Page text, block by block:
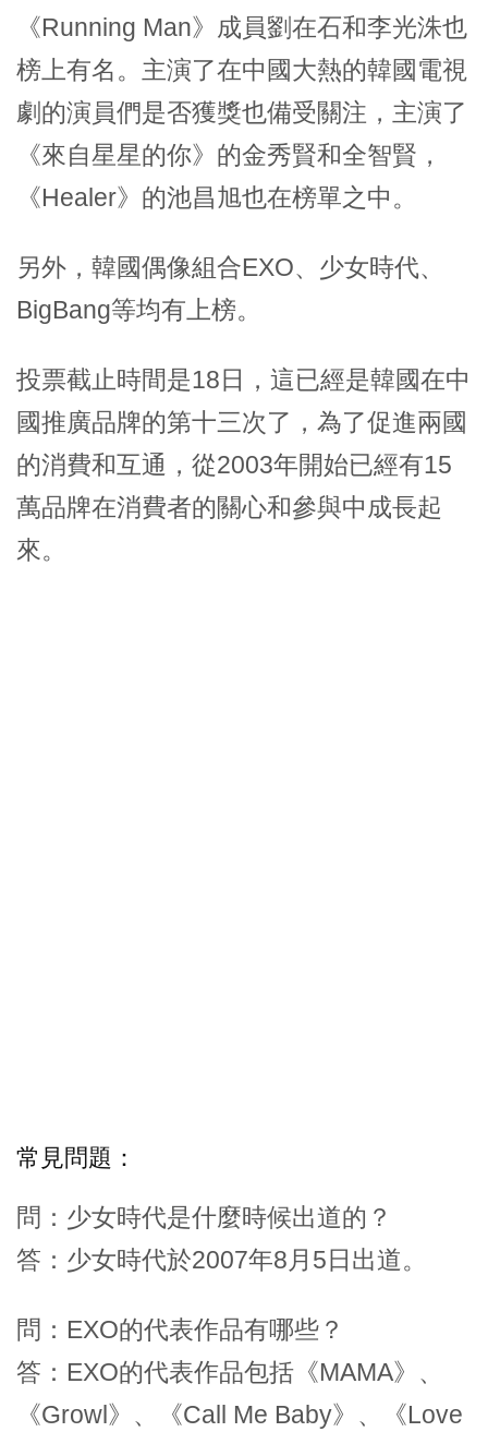
《Running Man》成員劉在石和李光洙也
榜上有名。主演了在中國大熱的韓國電視
劇的演員們是否獲獎也備受關注，主演了
《來自星星的你》的金秀賢和全智賢，
《Healer》的池昌旭也在榜單之中。
另外，韓國偶像組合EXO、少女時代、
BigBang等均有上榜。
投票截止時間是18日，這已經是韓國在中
國推廣品牌的第十三次了，為了促進兩國
的消費和互通，從2003年開始已經有15
萬品牌在消費者的關心和參與中成長起
來。
常見問題：
問：少女時代是什麼時候出道的？
答：少女時代於2007年8月5日出道。
問：EXO的代表作品有哪些？
答：EXO的代表作品包括《MAMA》、
《Growl》、《Call Me Baby》、《Love